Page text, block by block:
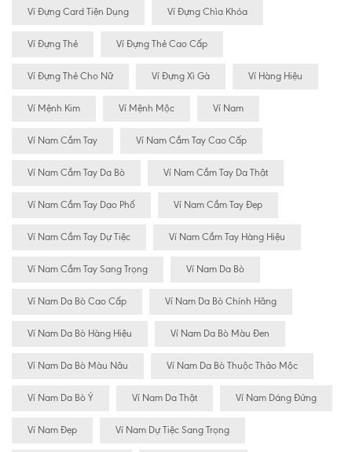
Ví Đựng Card Tiện Dụng Ví Đựng Chìa Khóa
Ví Đựng Thẻ Ví Đựng Thẻ Cao Cấp
Ví Đựng Thẻ Cho Nữ Ví Đựng Xì Gà Ví Hàng Hiệu
Ví Mệnh Kim Ví Mệnh Mộc Ví Nam
Ví Nam Cầm Tay Ví Nam Cầm Tay Cao Cấp
Ví Nam Cầm Tay Da Bò Ví Nam Cầm Tay Da Thật
Ví Nam Cầm Tay Dạo Phố Ví Nam Cầm Tay Đẹp
Ví Nam Cầm Tay Dự Tiệc Ví Nam Cầm Tay Hàng Hiệu
Ví Nam Cầm Tay Sang Trọng Ví Nam Da Bò
Ví Nam Da Bò Cao Cấp Ví Nam Da Bò Chính Hãng
Ví Nam Da Bò Hàng Hiệu Ví Nam Da Bò Màu Đen
Ví Nam Da Bò Màu Nâu Ví Nam Da Bò Thuộc Thảo Mộc
Ví Nam Da Bò Ý Ví Nam Da Thật Ví Nam Dáng Đứng
Ví Nam Đẹp Ví Nam Dự Tiệc Sang Trọng